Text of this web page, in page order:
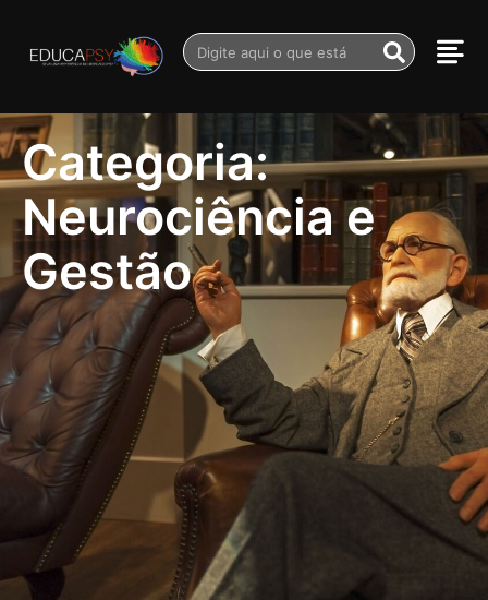
Categoria:
Neurociência e
Gestão